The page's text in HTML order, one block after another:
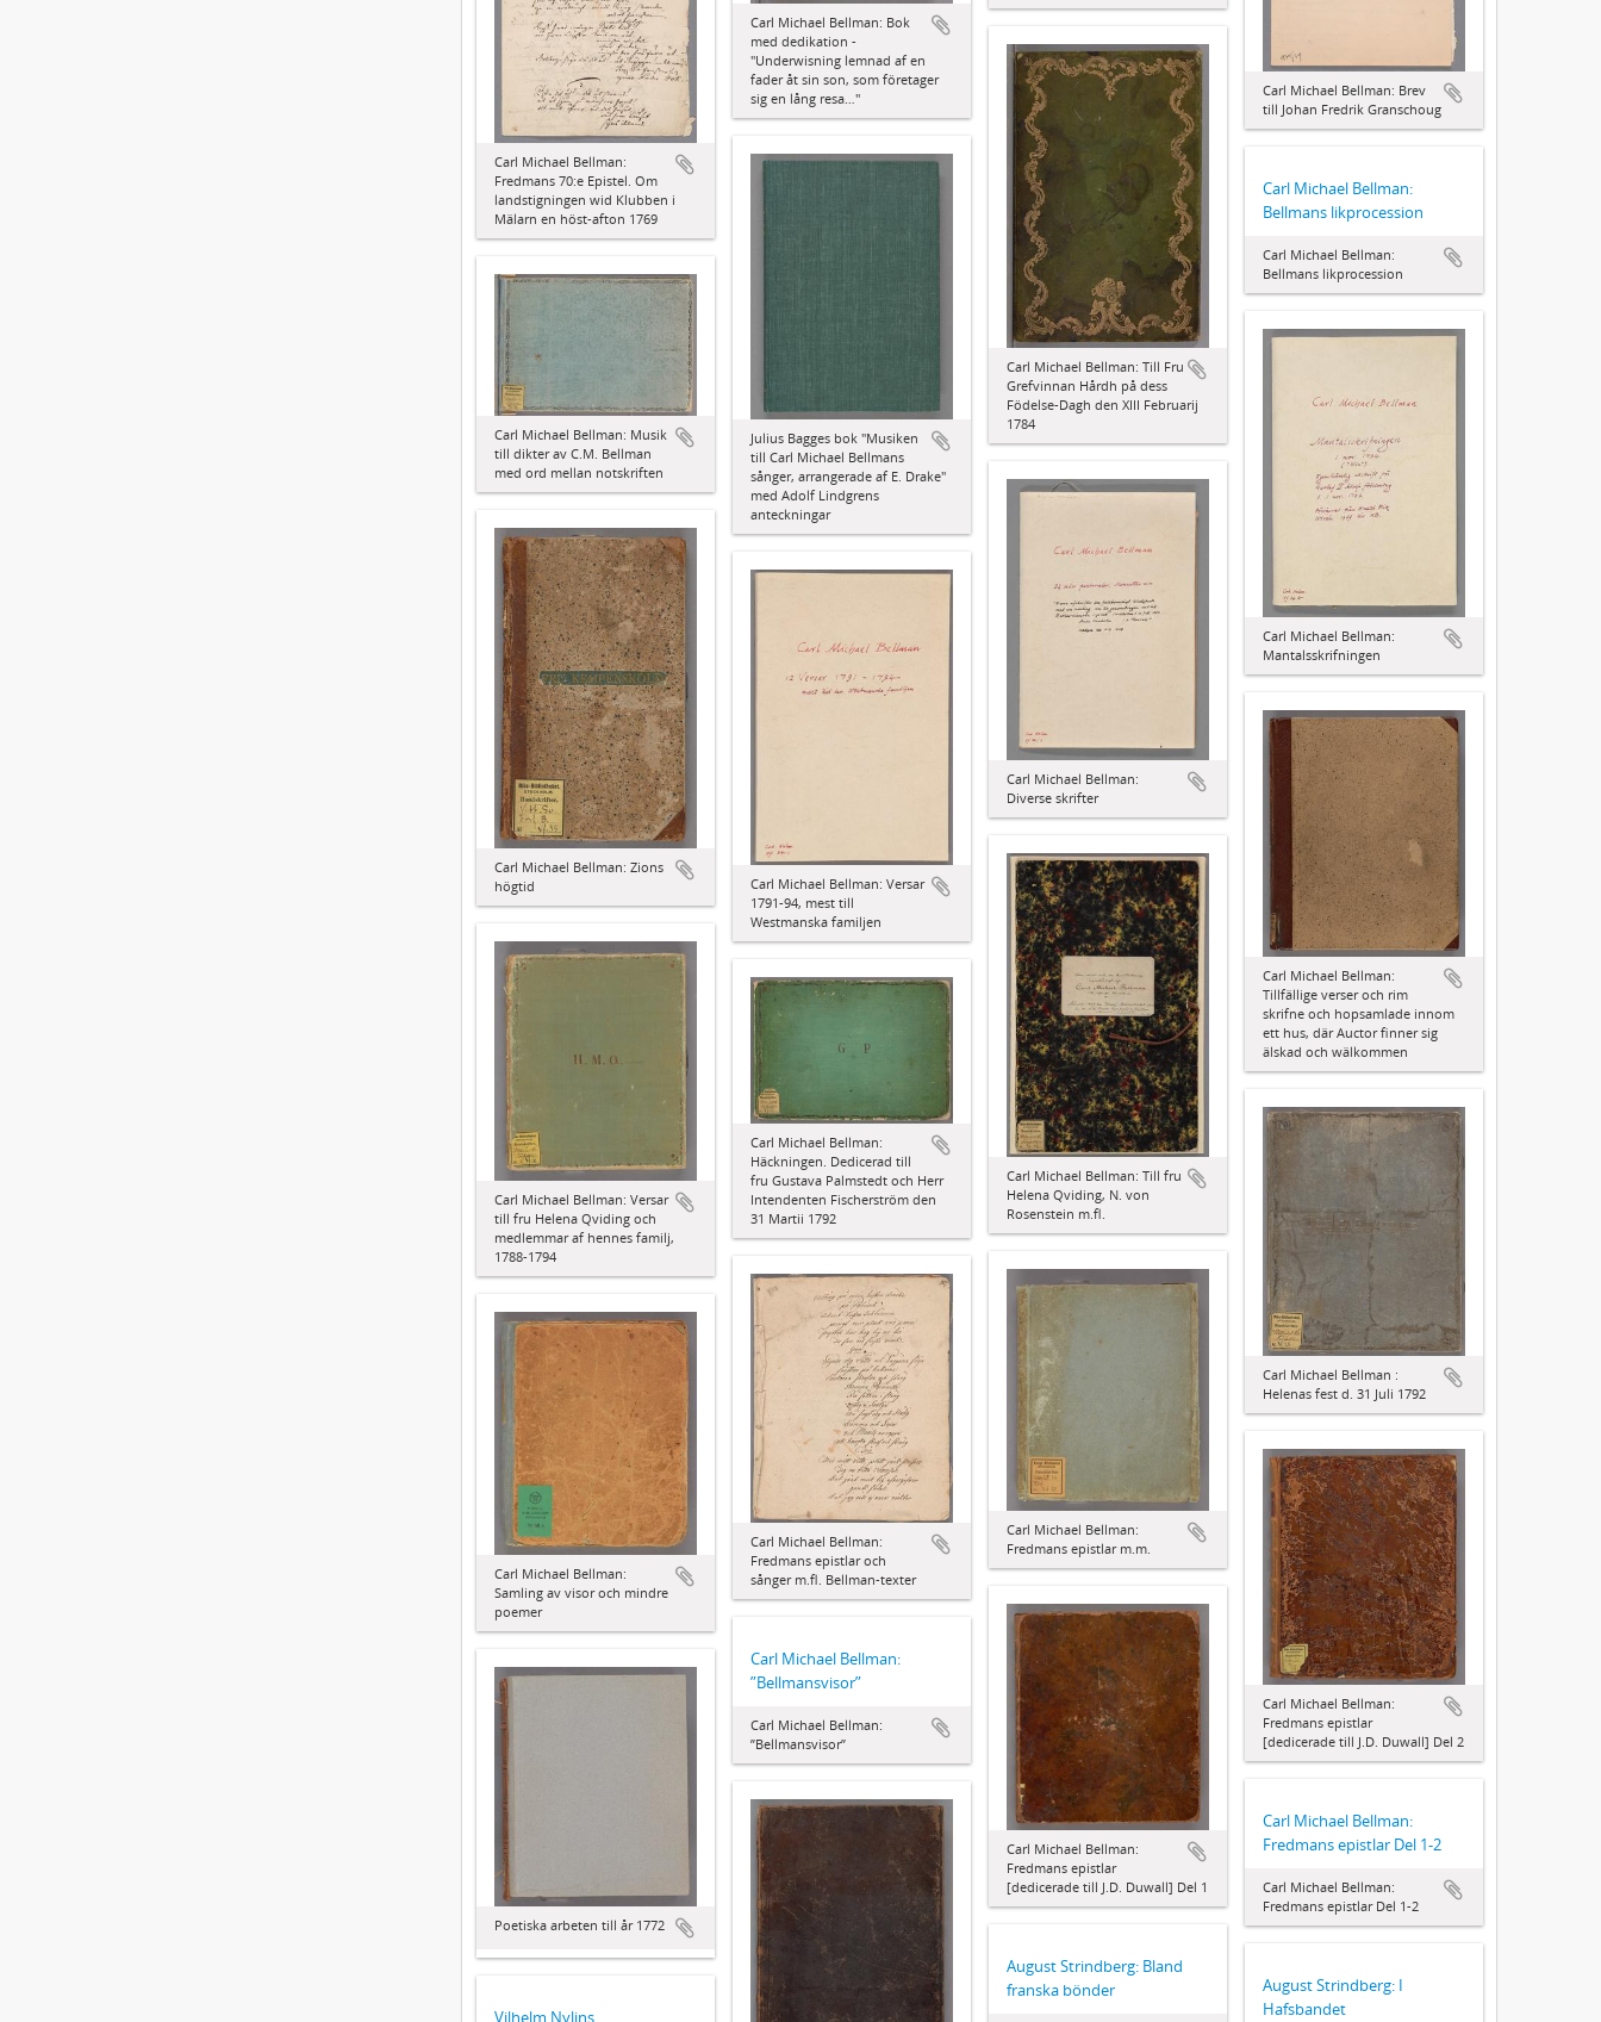
Carl Michael Bellman: Bok
med dedikation -
"Underwisning lemnad af en
fader åt sin son, som företager
sig en lång resa…"
Carl Michael Bellman: Brev
till Johan Fredrik Granschoug
Carl Michael Bellman:
Fredmans 70:e Epistel. Om
landstigningen wid Klubben i
Mälarn en höst-afton 1769
Carl Michael Bellman: Till Fru
Grefvinnan Hårdh på dess
Födelse-Dagh den XIII Februarij
1784
Julius Bagges bok "Musiken
till Carl Michael Bellmans
sånger, arrangerade af E. Drake"
med Adolf Lindgrens
anteckningar
Carl Michael Bellman:
Bellmans likprocession
Carl Michael Bellman:
Bellmans likprocession
Carl Michael Bellman: Musik
till dikter av C.M. Bellman
med ord mellan notskriften
Carl Michael Bellman:
Mantalsskrifningen
Carl Michael Bellman:
Diverse skrifter
Carl Michael Bellman: Zions
högtid
Carl Michael Bellman: Versar
1791-94, mest till
Westmanska familjen
Carl Michael Bellman:
Tillfällige verser och rim
skrifne och hopsamlade innom
ett hus, där Auctor finner sig
älskad och wälkommen
Carl Michael Bellman: Till fru
Helena Qviding, N. von
Rosenstein m.fl.
Carl Michael Bellman: Versar
till fru Helena Qviding och
medlemmar af hennes familj,
1788-1794
Carl Michael Bellman:
Häckningen. Dedicerad till
fru Gustava Palmstedt och Herr
Intendenten Fischerström den
31 Martii 1792
Carl Michael Bellman :
Helenas fest d. 31 Juli 1792
Carl Michael Bellman:
Fredmans epistlar m.m.
Carl Michael Bellman:
Fredmans epistlar och
sånger m.fl. Bellman-texter
Carl Michael Bellman:
Samling av visor och mindre
poemer
Carl Michael Bellman:
Fredmans epistlar
[dedicerade till J.D. Duwall] Del 2
Carl Michael Bellman:
Fredmans epistlar
[dedicerade till J.D. Duwall] Del 1
Carl Michael Bellman:
”Bellmansvisor”
Carl Michael Bellman:
”Bellmansvisor”
Poetiska arbeten till år 1772
Carl Michael Bellman:
Fredmans epistlar Del 1-2
Carl Michael Bellman:
Fredmans epistlar Del 1-2
August Strindberg: Bland
franska bönder
August Strindberg: I
Hafsbandet
Vilhelm Nylins